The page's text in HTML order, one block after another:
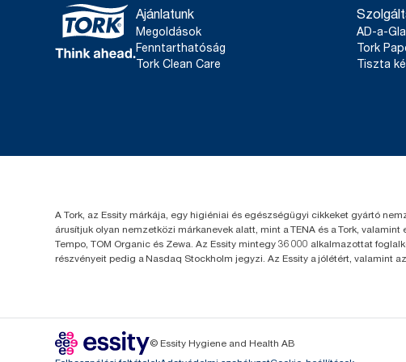
Ajánlatunk
Megoldások
Fenntarthatóság
Tork Clean Care
AD-a-
Tork
Tiszta
A Tork, az Essity márkája, egy higiéniai és egészségügyi cikkeket gyártó
árusítjuk olyan nemzetközi márkanevek alatt, mint a TENA és a Tork,
Tempo, TOM Organic és Zewa. Az Essity mintegy 36 000 alkalmazottat
részvényeit pedig a Nasdaq Stockholm jegyzi. Az Essity a jólétért, valamint
© Essity Hygiene and Health AB